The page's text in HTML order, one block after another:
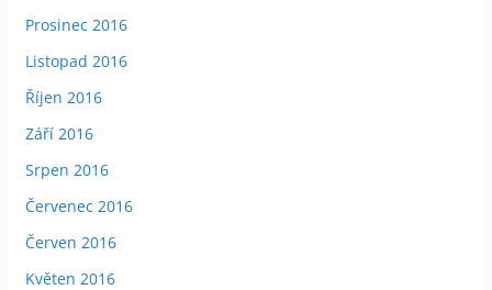
Prosinec 2016
Listopad 2016
Říjen 2016
Září 2016
Srpen 2016
Červenec 2016
Červen 2016
Květen 2016